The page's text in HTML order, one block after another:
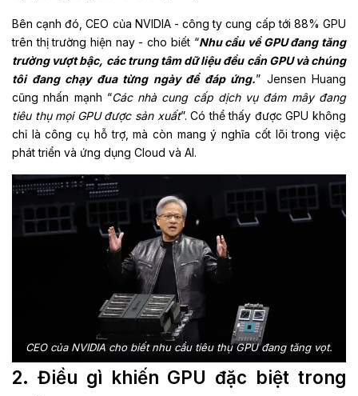
Bên cạnh đó, CEO của NVIDIA - công ty cung cấp tới 88% GPU
trên thị trường hiện nay - cho biết “Nhu cầu về GPU đang tăng
trường vượt bậc, các trung tâm dữ liệu đều cần GPU và chúng
tôi đang chạy đua từng ngày để đáp ứng.” Jensen Huang
cũng nhấn mạnh “Các nhà cung cấp dịch vụ đám mây đang
tiêu thụ mọi GPU được sản xuất”. Có thể thấy được GPU không
chỉ là công cụ hỗ trợ, mà còn mang ý nghĩa cốt lõi trong việc
phát triển và ứng dụng Cloud và AI.
CEO của NVIDIA cho biết nhu cầu tiêu thụ GPU đang tăng vọt.
2. Điều gì khiến GPU đặc biệt trong